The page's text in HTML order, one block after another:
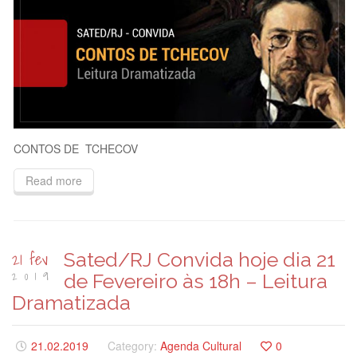
CONTOS DE TCHECOV
Read more
21 fev
2019
Sated/RJ Convida hoje dia 21
de Fevereiro às 18h – Leitura
Dramatizada
21.02.2019 Category: Agenda Cultural
0